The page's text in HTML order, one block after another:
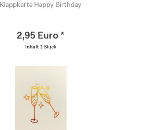
Klappkarte Happy Birthday
2,95 Euro *
Inhalt 1 Stück